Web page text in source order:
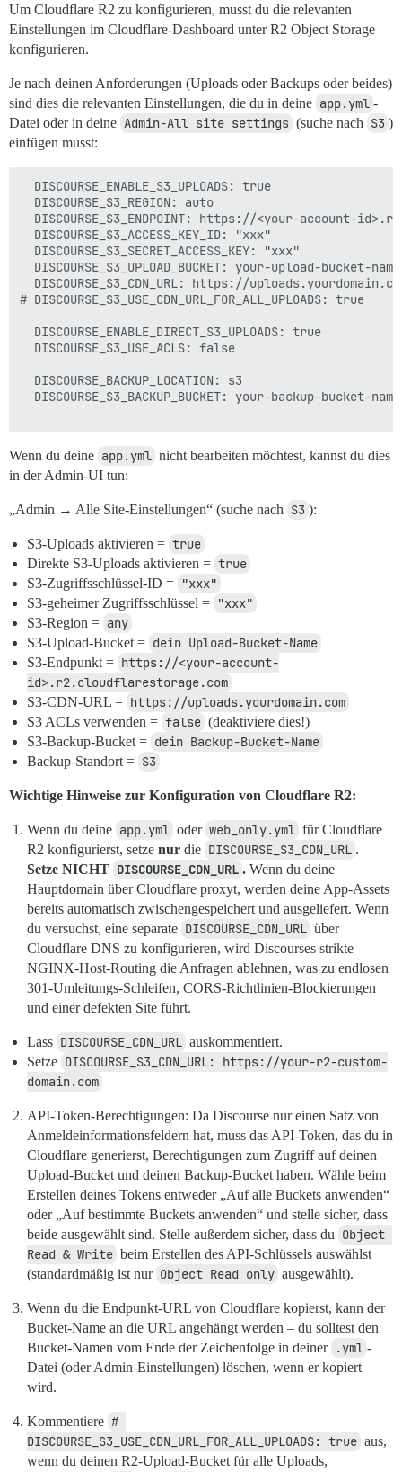
Um Cloudflare R2 zu konfigurieren, musst du die relevanten
Einstellungen im Cloudflare-Dashboard unter R2 Object Storage
konfigurieren.
Je nach deinen Anforderungen (Uploads oder Backups oder beides)
sind dies die relevanten Einstellungen, die du in deine app.yml -
Datei oder in deine Admin-All site settings (suche nach S3 )
einfügen musst:
  DISCOURSE_ENABLE_S3_UPLOADS: true
  DISCOURSE_S3_REGION: auto
DISCOURSE_S3_ENDPOINT: https://<your-account-
  DISCOURSE_S3_ACCESS_KEY_ID: "xxx"
  DISCOURSE_S3_SECRET_ACCESS_KEY: "xxx"
  DISCOURSE_S3_UPLOAD_BUCKET: your-upload-bucket-name
DISCOURSE_S3_CDN_URL: https://
# DISCOURSE_S3_USE_CDN_URL_FOR_ALL_UPLOADS: true
  DISCOURSE_ENABLE_DIRECT_S3_UPLOADS: true
  DISCOURSE_S3_USE_ACLS: false
  DISCOURSE_BACKUP_LOCATION: s3
  DISCOURSE_S3_BACKUP_BUCKET: your-backup-bucket-name
Wenn du deine app.yml nicht bearbeiten möchtest, kannst du dies
in der Admin-UI tun:
„Admin → Alle Site-Einstellungen“ (suche nach S3 ):
S3-Uploads aktivieren = true
Direkte S3-Uploads aktivieren = true
S3-Zugriffsschlüssel-ID = "xxx"
S3-geheimer Zugriffsschlüssel = "xxx"
S3-Region = any
S3-Upload-Bucket = dein Upload-Bucket-Name
S3-Endpunkt = https://<your-account-
id>.r2.cloudflarestorage.com
S3-CDN-URL = https://uploads.yourdomain.com
S3 ACLs verwenden = false (deaktiviere dies!)
S3-Backup-Bucket = dein Backup-Bucket-Name
Backup-Standort = S3
Wichtige Hinweise zur Konfiguration von Cloudflare R2:
Wenn du deine app.yml oder web_only.yml für Cloudflare
R2 konfigurierst, setze nur die DISCOURSE_S3_CDN_URL .
Setze NICHT DISCOURSE_CDN_URL . Wenn du deine
Hauptdomain über Cloudflare proxyt, werden deine App-Assets
bereits automatisch zwischengespeichert und ausgeliefert. Wenn
du versuchst, eine separate DISCOURSE_CDN_URL über
Cloudflare DNS zu konfigurieren, wird Discourses strikte
NGINX-Host-Routing die Anfragen ablehnen, was zu endlosen
301-Umleitungs-Schleifen, CORS-Richtlinien-Blockierungen
und einer defekten Site führt.
Lass DISCOURSE_CDN_URL auskommentiert.
Setze DISCOURSE_S3_CDN_URL: https://your-r2-custom-
domain.com
API-Token-Berechtigungen: Da Discourse nur einen Satz von
Anmeldeinformationsfeldern hat, muss das API-Token, das du in
Cloudflare generierst, Berechtigungen zum Zugriff auf deinen
Upload-Bucket und deinen Backup-Bucket haben. Wähle beim
Erstellen deines Tokens entweder „Auf alle Buckets anwenden“
oder „Auf bestimmte Buckets anwenden“ und stelle sicher, dass
beide ausgewählt sind. Stelle außerdem sicher, dass du Object
Read & Write beim Erstellen des API-Schlüssels auswählst
(standardmäßig ist nur Object Read only ausgewählt).
Wenn du die Endpunkt-URL von Cloudflare kopierst, kann der
Bucket-Name an die URL angehängt werden – du solltest den
Bucket-Namen vom Ende der Zeichenfolge in deiner .yml -
Datei (oder Admin-Einstellungen) löschen, wenn er kopiert
wird.
Kommentiere #
DISCOURSE_S3_USE_CDN_URL_FOR_ALL_UPLOADS: true aus,
wenn du deinen R2-Upload-Bucket für alle Uploads,